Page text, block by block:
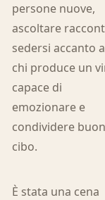
persone nuove,
ascoltare
sedersi accanto a
chi produce un
capace di
emozionare e
condividere
cibo.
È stata una cena